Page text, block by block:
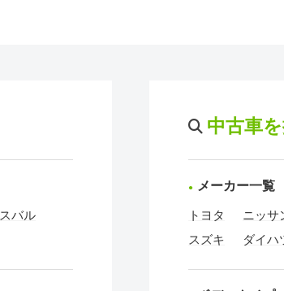
スバル
中古車
メーカー一覧
トヨタ ニッサ
スズキ
ダイハ